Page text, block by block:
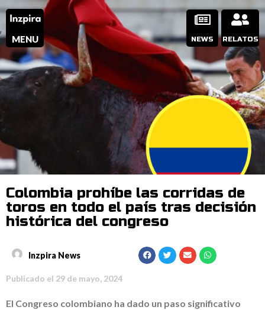
MENU NEWS RELATOS
Colombia prohíbe las corridas de
toros en todo el país tras decisión
histórica del congreso
Inzpira News
Publicado el 29 de mayo, 2024
El Congreso colombiano ha dado un paso significativo